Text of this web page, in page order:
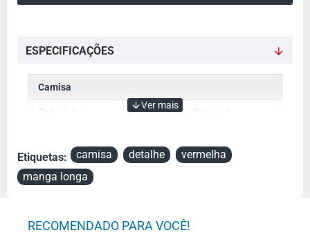
ESPECIFICAÇÕES
Camisa
Colarinho Tradicional
Manga Manga Curta
Referência Detalhe
Etiquetas: camisa detalhe
vermelha
manga longa
RECOMENDADO PARA VOCÊ!